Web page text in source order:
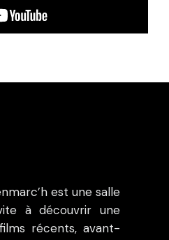
est une salle
à découvrir une
récents, avant-